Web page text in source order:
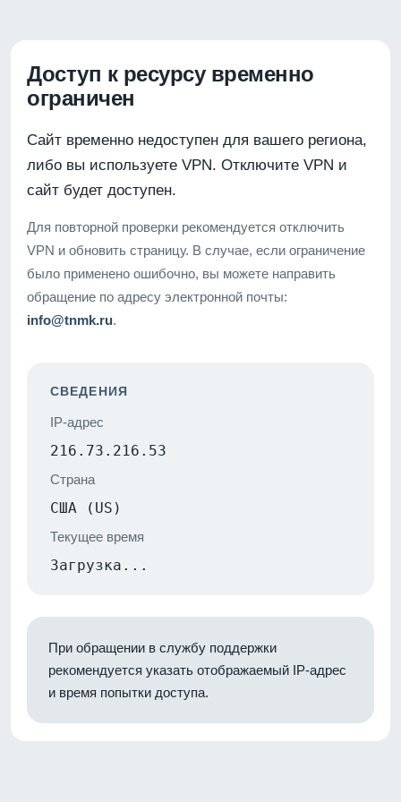
Доступ к ресурсу временно
ограничен
Сайт временно недоступен для вашего региона,
либо вы используете VPN. Отключите VPN и
сайт будет доступен.
Для повторной проверки рекомендуется отключить
VPN и обновить страницу. В случае, если ограничение
было применено ошибочно, вы можете направить
обращение по адресу электронной почты:
info@tnmk.ru.
СВЕДЕНИЯ
IP-адрес
216.73.216.53
Страна
США (US)
Текущее время
Загрузка...
При обращении в службу поддержки
рекомендуется указать отображаемый IP-адрес
и время попытки доступа.